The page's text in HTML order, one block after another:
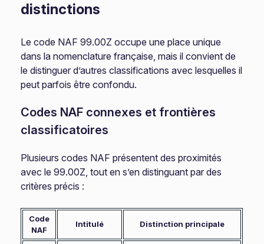
distinctions
Le code NAF 99.00Z occupe une place unique
dans la nomenclature française, mais il convient de
le distinguer d’autres classifications avec lesquelles il
peut parfois être confondu.
Codes NAF connexes et frontières
classificatoires
Plusieurs codes NAF présentent des proximités
avec le 99.00Z, tout en s’en distinguant par des
critères précis :
Code
NAF
Intitulé Distinction principale